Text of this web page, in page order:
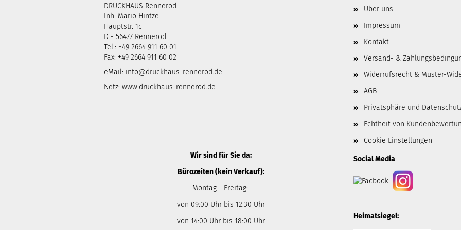
DRUCKHAUS Rennerod
Inh. Mario Hintze
Hauptstr. 1c
D - 56477 Rennerod
Tel.: +49 2664 911 60 01
Fax: +49 2664 911 60 02
eMail: info@druckhaus-rennerod.de
Netz: www.druckhaus-rennerod.de
Über uns
Impressum
Kontakt
Versand- &
Widerrufsrecht & Muster-
AGB
Privatsphäre und
Echtheit von
Cookie Einstellungen
Wir sind für Sie da:
Bürozeiten (kein Verkauf):
Montag - Freitag:
von 09:00 Uhr bis 12:30 Uhr
von 14:00 Uhr bis 18:00 Uhr
Social Media
Heimatsiegel: